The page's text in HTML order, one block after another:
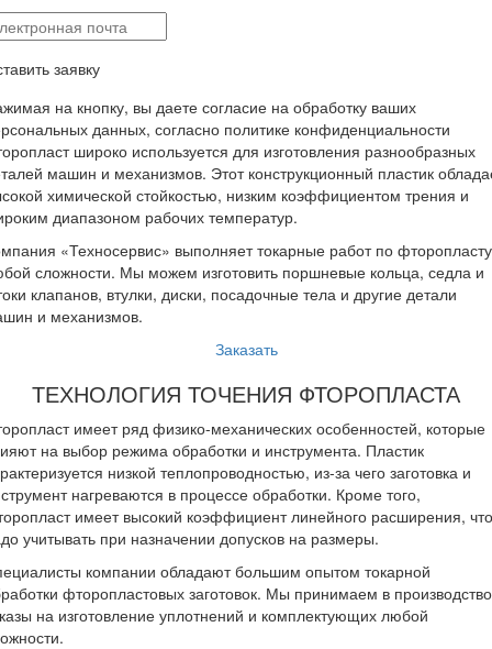
заявку
на кнопку, вы даете согласие на обработку ваших
данных, согласно политике конфиденциальности
широко используется для изготовления разнообразных
машин и механизмов. Этот конструкционный пластик
химической стойкостью, низким коэффициентом трения и
диапазоном рабочих температур.
«Техносервис» выполняет токарные работ по фторопласту
сложности. Мы можем изготовить поршневые кольца, седла и
клапанов, втулки, диски, посадочные тела и другие детали
и механизмов.
Заказать
ТЕХНОЛОГИЯ ТОЧЕНИЯ ФТОРОПЛАСТА
имеет ряд физико-механических особенностей, которые
на выбор режима обработки и инструмента. Пластик
низкой теплопроводностью, из-за чего заготовка и
нагреваются в процессе обработки. Кроме того,
имеет высокий коэффициент линейного расширения, что
учитывать при назначении допусков на размеры.
компании обладают большим опытом токарной
фторопластовых заготовок. Мы принимаем в производство
на изготовление уплотнений и комплектующих любой